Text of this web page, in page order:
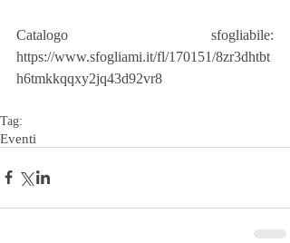
Catalogo sfogliabile:
https://www.sfogliami.it/fl/170151/8zr3dhtbt
h6tmkkqqxy2jq43d92vr8
Tag:
Eventi